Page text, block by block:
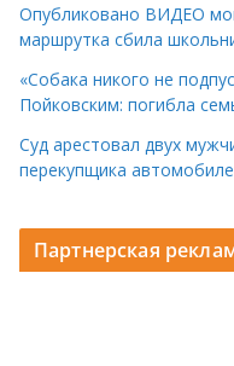
Опубликовано ВИДЕО
маршрутка сбила
«Собака никого не
Пойковским: погибла
Суд арестовал двух
перекупщика
Партнерская